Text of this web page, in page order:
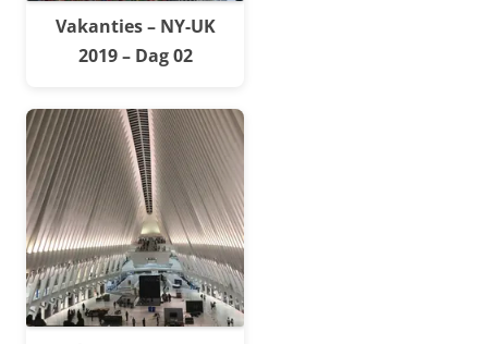
Vakanties – NY-UK
2019 – Dag 02